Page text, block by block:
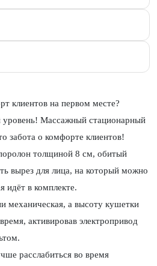
клиентов на первом месте?
уровень! Массажный стационарный
забота о комфорте клиентов!
толщиной 8 см, обитый
вырез для лица, на который можно
идёт в комплекте.
механическая, а высоту кушетки
активировав электропривод
расслабиться во время